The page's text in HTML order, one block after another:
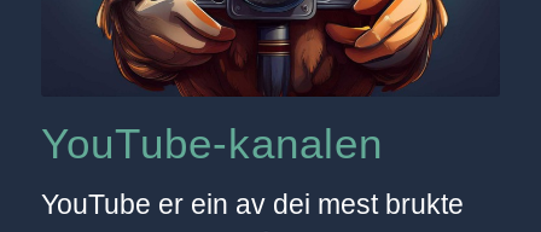
YouTube-kanalen
YouTube er ein av dei mest brukte